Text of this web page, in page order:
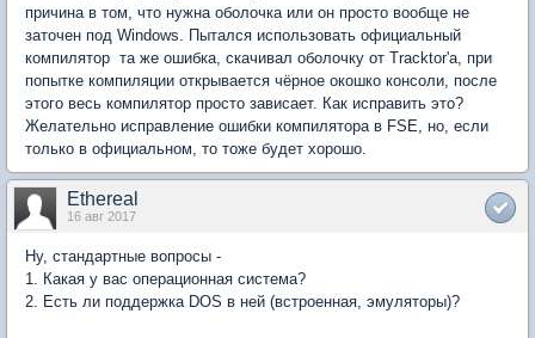
причина в том, что нужна оболочка или он просто вообще не
заточен под Windows. Пытался использовать официальный
компилятор  та же ошибка, скачивал оболочку от Tracktor'a, при
попытке компиляции открывается чёрное окошко консоли, после
этого весь компилятор просто зависает. Как исправить это?
Желательно исправление ошибки компилятора в FSE, но, если
только в официальном, то тоже будет хорошо.
Ethereal
16 авг 2017
Ну, стандартные вопросы -
1. Какая у вас операционная система?
2. Есть ли поддержка DOS в ней (встроенная, эмуляторы)?